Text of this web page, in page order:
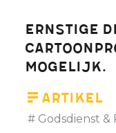
Ernstige
mogelijk.
Artikel
Godsdienst &